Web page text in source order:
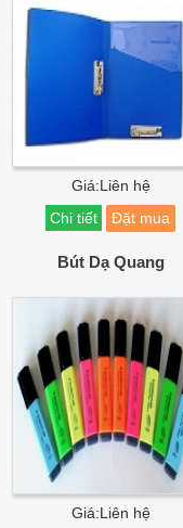
Giá:Liên hệ
Chi tiết
Đặt mua
Bút Dạ Quang
Giá:Liên hệ